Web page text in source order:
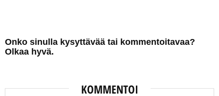
Onko sinulla kysyttävää tai kommentoitavaa?
Olkaa hyvä.
KOMMENTOI